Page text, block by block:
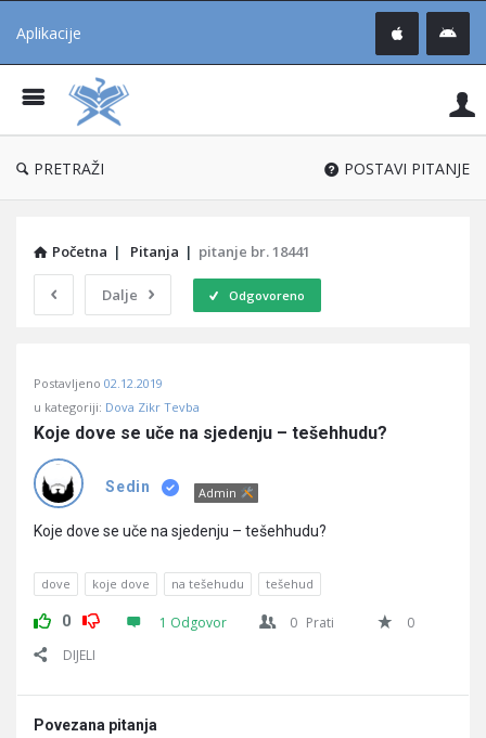
Aplikacije
®
PRETRAŽI POSTAVI PITANJE
Početna | Pitanja | pitanje br. 18441
Dalje Odgovoreno
Učene
Latest
Pitanja
Postavljeno 02.12.2019
u kategoriji: Dova Zikr Tevba
Koje dove se uče na sjedenju – tešehhudu?
Sedin Admin
Koje dove se uče na sjedenju – tešehhudu?
dove koje dove na tešehudu tešehud
0 1 Odgovor 0 Prati
0
DIJELI
Povezana pitanja